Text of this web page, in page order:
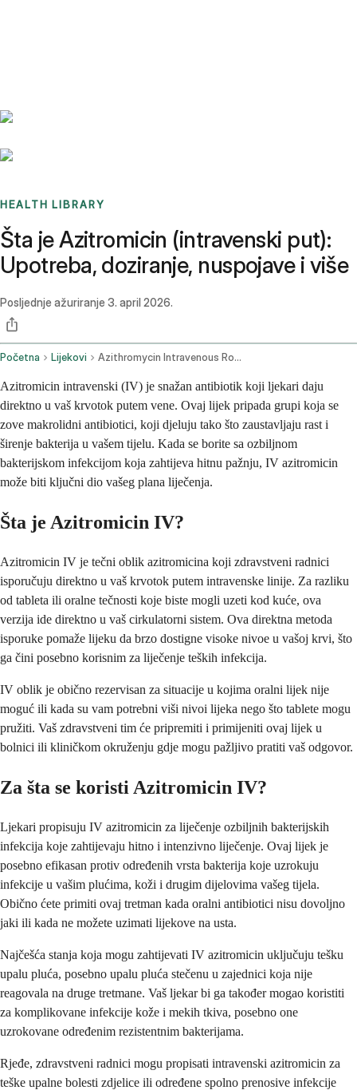
HEALTH LIBRARY
Šta je Azitromicin (intravenski put):
Upotreba, doziranje, nuspojave i više
Posljednje ažuriranje 3. april 2026.
Početna Lijekovi Azithromycin Intravenous Route
Azitromicin intravenski (IV) je snažan antibiotik koji ljekari daju
direktno u vaš krvotok putem vene. Ovaj lijek pripada grupi koja se
zove makrolidni antibiotici, koji djeluju tako što zaustavljaju rast i
širenje bakterija u vašem tijelu. Kada se borite sa ozbiljnom
bakterijskom infekcijom koja zahtijeva hitnu pažnju, IV azitromicin
može biti ključni dio vašeg plana liječenja.
Šta je Azitromicin IV?
Azitromicin IV je tečni oblik azitromicina koji zdravstveni radnici
isporučuju direktno u vaš krvotok putem intravenske linije. Za razliku
od tableta ili oralne tečnosti koje biste mogli uzeti kod kuće, ova
verzija ide direktno u vaš cirkulatorni sistem. Ova direktna metoda
isporuke pomaže lijeku da brzo dostigne visoke nivoe u vašoj krvi, što
ga čini posebno korisnim za liječenje teških infekcija.
IV oblik je obično rezervisan za situacije u kojima oralni lijek nije
moguć ili kada su vam potrebni viši nivoi lijeka nego što tablete mogu
pružiti. Vaš zdravstveni tim će pripremiti i primijeniti ovaj lijek u
bolnici ili kliničkom okruženju gdje mogu pažljivo pratiti vaš odgovor.
Za šta se koristi Azitromicin IV?
Ljekari propisuju IV azitromicin za liječenje ozbiljnih bakterijskih
infekcija koje zahtijevaju hitno i intenzivno liječenje. Ovaj lijek je
posebno efikasan protiv određenih vrsta bakterija koje uzrokuju
infekcije u vašim plućima, koži i drugim dijelovima vašeg tijela.
Obično ćete primiti ovaj tretman kada oralni antibiotici nisu dovoljno
jaki ili kada ne možete uzimati lijekove na usta.
Najčešća stanja koja mogu zahtijevati IV azitromicin uključuju tešku
upalu pluća, posebno upalu pluća stečenu u zajednici koja nije
reagovala na druge tretmane. Vaš ljekar bi ga također mogao koristiti
za komplikovane infekcije kože i mekih tkiva, posebno one
uzrokovane određenim rezistentnim bakterijama.
Rjeđe, zdravstveni radnici mogu propisati intravenski azitromicin za
teške upalne bolesti zdjelice ili određene spolno prenosive infekcije